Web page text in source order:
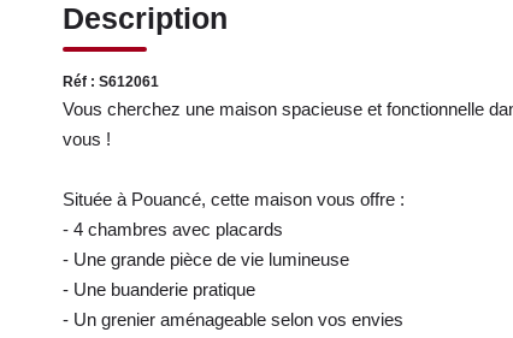
Description
Réf : S612061
Vous cherchez une maison spacieuse et fonctionnelle
vous !
Située à Pouancé, cette maison vous offre :
- 4 chambres avec placards
- Une grande pièce de vie lumineuse
- Une buanderie pratique
- Un grenier aménageable selon vos envies